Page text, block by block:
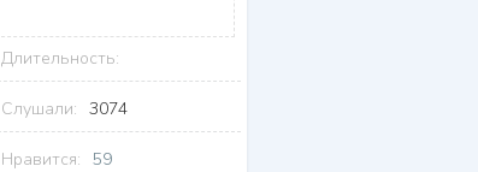
Длительность:
Слушали: 3074
Нравится: 59